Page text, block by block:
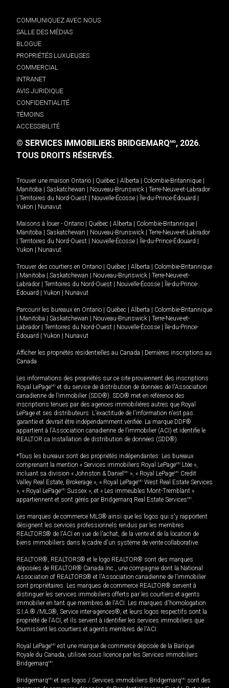
COMMUNIQUEZ AVEC NOUS
SALLE DES MÉDIAS
BLOGUE
PROPRIÉTÉS LUXUEUSES
COMMERCIAL
INTRANET
AVIS JURIDIQUE
CONFIDENTIALITÉ
TÉMOINS
ACCESSIBILITÉ
© SERVICES IMMOBILIERS BRIDGEMARQMD, 2026.
TOUS DROITS RÉSERVÉS.
Trouver une maison Ontario Québec Alberta Colombie-Britannique
Manitoba
Saskatchewan Nouveau-Brunswick
Terre-Neuve-et-Labrador
Territoires du Nord-Ouest Nouvelle-Écosse Île-du-Prince-Édouard
Yukon
Nunavut.
Maisons à louer - Ontario Québec Alberta Colombie-Britannique
Manitoba
Saskatchewan Nouveau-Brunswick
Terre-Neuve-et-Labrador
Territoires du Nord-Ouest Nouvelle-Écosse Île-du-Prince-Édouard
Yukon
Nunavut.
Trouver des courtiers en Ontario Québec Alberta
Colombie-Britannique
Manitoba Saskatchewan Nouveau-Brunswick
Terre-Neuve-et-
Labrador
Territoires du Nord-Ouest Nouvelle-Écosse
Île-du-Prince-
Édouard
Yukon Nunavut
Parcourir les bureaux en Ontario Québec Alberta
Colombie-Britannique
Manitoba Saskatchewan Nouveau-Brunswick
Terre-Neuve-et-
Labrador
Territoires du Nord-Ouest Nouvelle-Écosse
Île-du-Prince-
Édouard
Yukon Nunavut
Afficher les propriétés résidentielles au Canada
Dernières inscriptions au
Canada
Les informations des propriétés sur ce site proviennent des inscriptions
Royal LePageMD et du service de distribution de données de l'Association
canadienne de l’immobilier (SDD®). SDD® met en référence des
inscriptions tenues par des agences immobilières autres que Royal
LePage et ses distributeurs. L'exactitude de l'information n'est pas
garantie et devrait être indépendamment vérifiée. La marque DDF®
appartient à l'Association canadienne de l’immobilier (ACI) et identifie le
REALTOR.ca Installation de distribution de données (SDD®).
*Tous les bureaux sont des propriétés indépendantes. Les bureaux
comprenant la mention « Services immobiliers Royal LePageMD Ltée »,
incluant sa division « Johnston & Daniel MD », « Royal LePageMD Credit
Valley Real Estate, Brokerage », « Royal LePageMD West Real Estate Services
», « Royal LePageMD Sussex », et « Les immeubles Mont-Tremblant »
appartiennent et sont gérés par Bridgemarq Real Estate ServicesMD.
Les marques de commerce MLS® ainsi que les logos qui s'y rapportent
désignent les services professionnels rendus par les membres
REALTORS® de l'ACI en vue de l'achat, de la vente et de la location de
biens immobiliers dans le cadre d'un système de vente collaborative.
REALTOR®, REALTORS® et le logo REALTOR® sont des marques
déposées de REALTOR® Canada Inc., une compagnie dont la National
Association of REALTORS® et l'Association canadienne de l’immobilier
sont propriétaires. Les marques de commerce REALTOR® servent à
distinguer les services immobiliers offerts par les courtiers et agents
immobilier en tant que membres de l'ACI. Les marques d'homologation
S.I.A.® /MLS®, Service inter-agences®, et leurs logos respectifs sont la
propriété de l'ACI, et ils servent à identifier les services immobiliers que
fournissent les courtiers et agents membres de l'ACI.
Royal LePageMD est une marque de commerce déposée de la Banque
Royale du Canada, utilisée sous licence par les Services immobiliers
BridgemarqMD.
BridgemarqMD et ses logos / Services immobiliers BridgemarqMD sont des